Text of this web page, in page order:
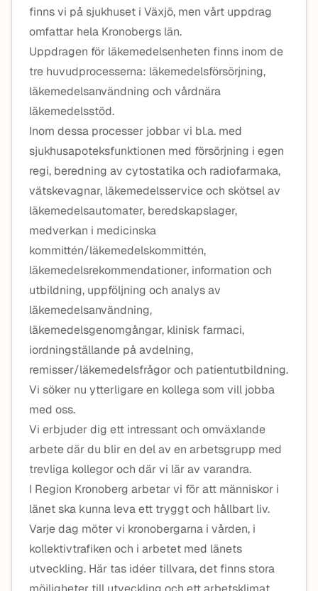
finns vi på sjukhuset i Växjö, men vårt uppdrag
omfattar hela Kronobergs län.
Uppdragen för läkemedelsenheten finns inom de
tre huvudprocesserna: läkemedelsförsörjning,
läkemedelsanvändning och vårdnära
läkemedelsstöd.
Inom dessa processer jobbar vi bl.a. med
sjukhusapoteksfunktionen med försörjning i egen
regi, beredning av cytostatika och radiofarmaka,
vätskevagnar, läkemedelsservice och skötsel av
läkemedelsautomater, beredskapslager,
medverkan i medicinska
kommittén/läkemedelskommittén,
läkemedelsrekommendationer, information och
utbildning, uppföljning och analys av
läkemedelsanvändning,
läkemedelsgenomgångar, klinisk farmaci,
iordningställande på avdelning,
remisser/läkemedelsfrågor och patientutbildning.
Vi söker nu ytterligare en kollega som vill jobba
med oss.
Vi erbjuder dig ett intressant och omväxlande
arbete där du blir en del av en arbetsgrupp med
trevliga kollegor och där vi lär av varandra.
I Region Kronoberg arbetar vi för att människor i
länet ska kunna leva ett tryggt och hållbart liv.
Varje dag möter vi kronobergarna i vården, i
kollektivtrafiken och i arbetet med länets
utveckling. Här tas idéer tillvara, det finns stora